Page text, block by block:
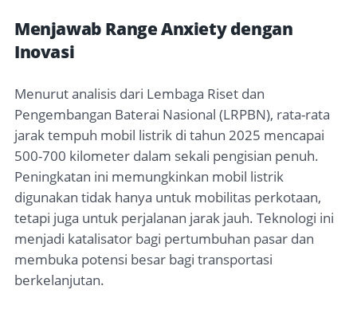
Menjawab Range Anxiety dengan
Inovasi
Menurut analisis dari Lembaga Riset dan
Pengembangan Baterai Nasional (LRPBN), rata-rata
jarak tempuh mobil listrik di tahun 2025 mencapai
500-700 kilometer dalam sekali pengisian penuh.
Peningkatan ini memungkinkan mobil listrik
digunakan tidak hanya untuk mobilitas perkotaan,
tetapi juga untuk perjalanan jarak jauh. Teknologi ini
menjadi katalisator bagi pertumbuhan pasar dan
membuka potensi besar bagi transportasi
berkelanjutan.